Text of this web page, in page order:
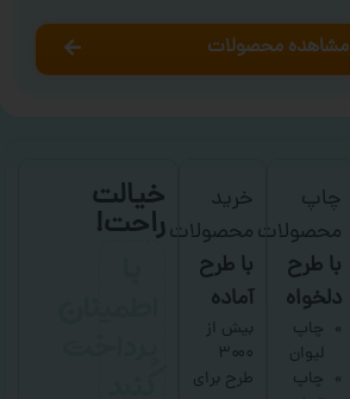
مشاهده محصولات
چاپ
محصولات
با طرح
دلخواه
چاپ
لیوان
چاپ
خرید
محصولات
با طرح
آماده
بیش از
۳۰۰۰
طرح برای
خیالت
راحت!